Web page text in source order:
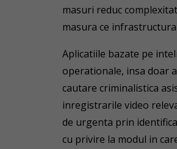
masuri reduc
masura ce
Aplicatiile bazate pe
operationale, insa doar
cautare criminalistica
inregistrarile video
de urgenta prin
cu privire la modul in